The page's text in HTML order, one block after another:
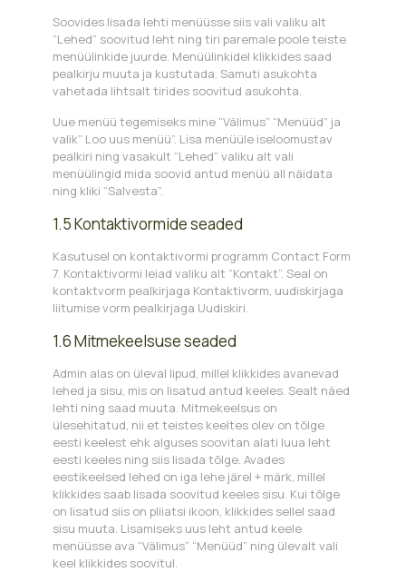
Soovides lisada lehti menüüsse siis vali valiku alt
“Lehed” soovitud leht ning tiri paremale poole teiste
menüülinkide juurde. Menüülinkidel klikkides saad
pealkirju muuta ja kustutada. Samuti asukohta
vahetada lihtsalt tirides soovitud asukohta.
Uue menüü tegemiseks mine “Välimus” “Menüüd” ja
valik” Loo uus menüü”. Lisa menüüle iseloomustav
pealkiri ning vasakult “Lehed” valiku alt vali
menüülingid mida soovid antud menüü all näidata
ning kliki “Salvesta”.
1.5 Kontaktivormide seaded
Kasutusel on kontaktivormi programm Contact Form
7. Kontaktivormi leiad valiku alt “Kontakt”. Seal on
kontaktvorm pealkirjaga Kontaktivorm, uudiskirjaga
liitumise vorm pealkirjaga Uudiskiri.
1.6 Mitmekeelsuse seaded
Admin alas on üleval lipud, millel klikkides avanevad
lehed ja sisu, mis on lisatud antud keeles. Sealt näed
lehti ning saad muuta. Mitmekeelsus on
ülesehitatud, nii et teistes keeltes olev on tõlge
eesti keelest ehk alguses soovitan alati luua leht
eesti keeles ning siis lisada tõlge. Avades
eestikeelsed lehed on iga lehe järel + märk, millel
klikkides saab lisada soovitud keeles sisu. Kui tõlge
on lisatud siis on pliiatsi ikoon, klikkides sellel saad
sisu muuta. Lisamiseks uus leht antud keele
menüüsse ava “Välimus” “Menüüd” ning ülevalt vali
keel klikkides soovitul.